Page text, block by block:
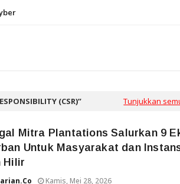
(CSR) Tunjukkan
Mitra Plantations Salurkan 9
Untuk Masyarakat dan
Hilir
Kamis, Mei 28, 2026